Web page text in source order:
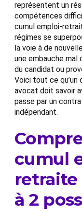
représentent un
compétences
cumul emploi-
régimes se
la voie à de
une embauche mal
du candidat ou
Voici tout ce
avocat doit savoir
passe par un
indépendant.
cumul
retraite
à 2